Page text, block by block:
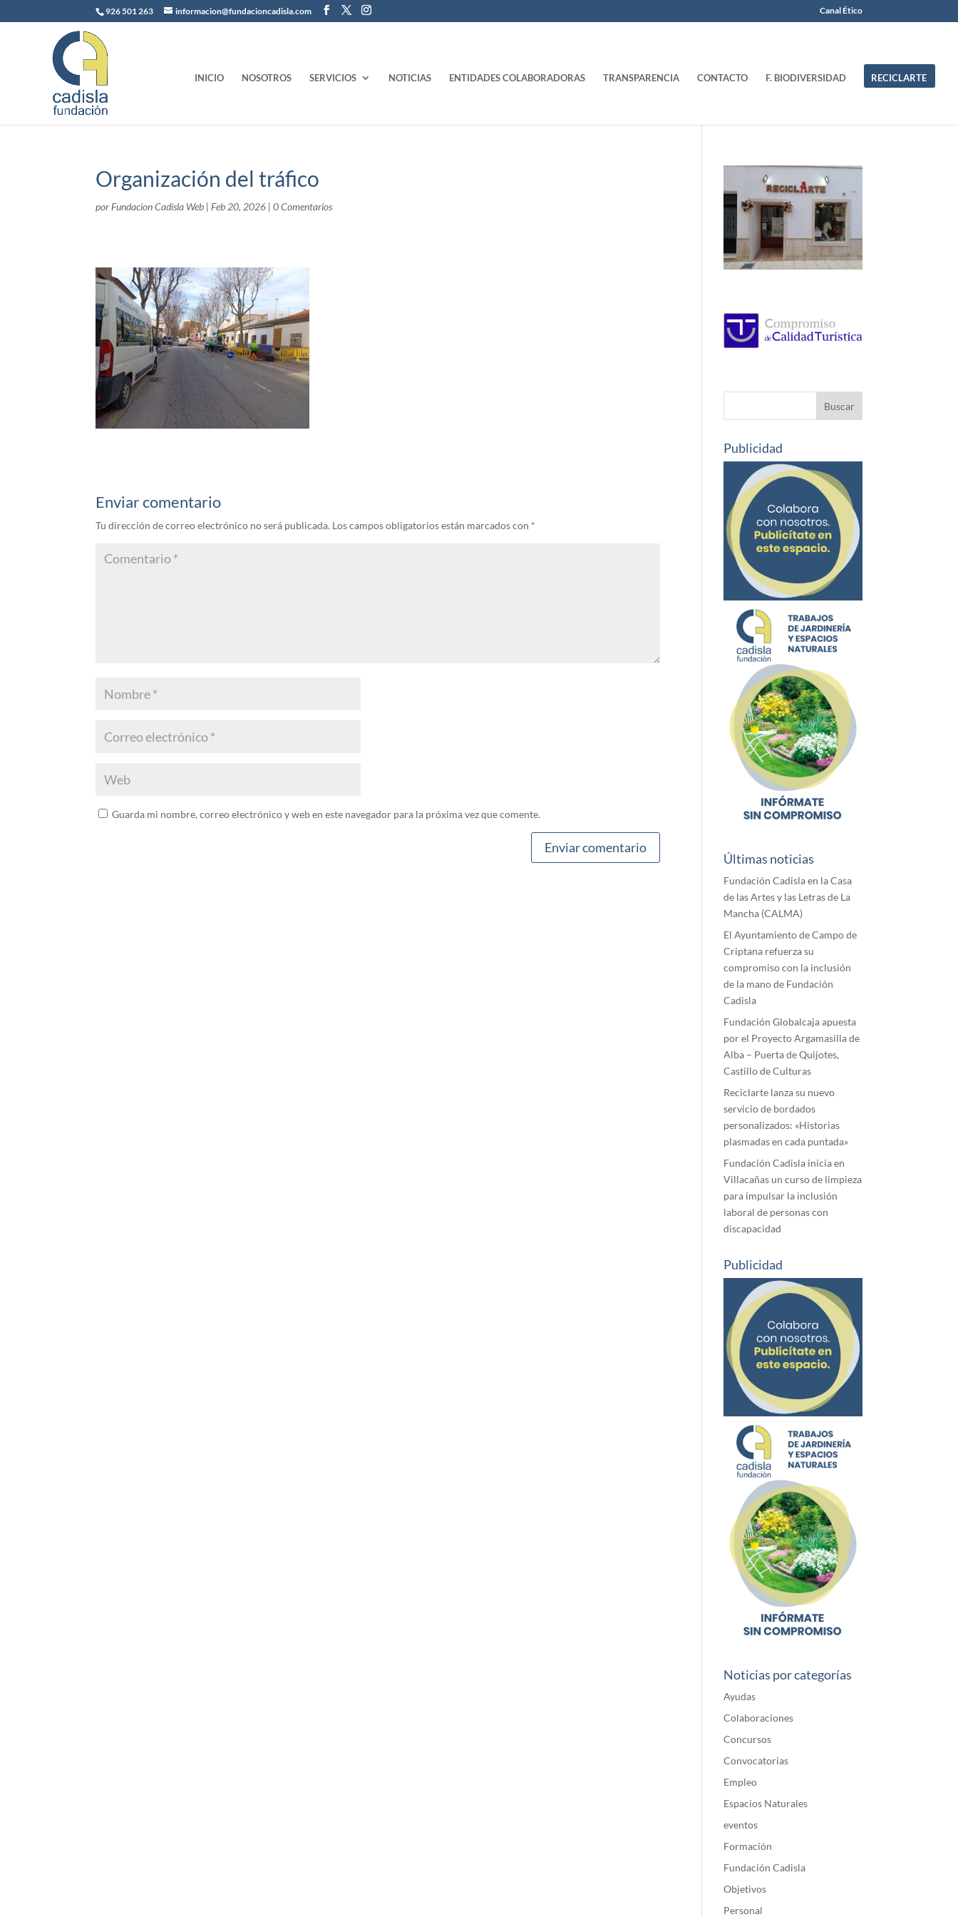
926 501 263 informacion@fundacioncadisla.com Canal Ético
INICIO NOSOTROS SERVICIOS NOTICIAS ENTIDADES COLABORADORAS TRANSPARENCIA CONTACTO F. BIODIVERSIDAD RECICLARTE
Organización del tráfico
por Fundacion Cadisla Web | Feb 20, 2026 |0 Comentarios
Enviar comentario
Tu dirección de correo electrónico no será publicada. Los campos obligatorios están marcados con *
Guarda mi nombre, correo electrónico y web en este navegador para la próxima vez que comente.
Publicidad
Últimas noticias
Fundación Cadisla en la Casa
de las Artes y las Letras de La
Mancha (CALMA)
El Ayuntamiento de Campo de
Criptana refuerza su
compromiso con la inclusión
de la mano de Fundación
Cadisla
Fundación Globalcaja apuesta
por el Proyecto Argamasilla de
Alba – Puerta de Quijotes,
Castillo de Culturas
Reciclarte lanza su nuevo
servicio de bordados
personalizados: «Historias
plasmadas en cada puntada»
Fundación Cadisla inicia en
Villacañas un curso de limpieza
para impulsar la inclusión
laboral de personas con
discapacidad
Publicidad
Noticias por categorías
Ayudas
Colaboraciones
Concursos
Convocatorias
Empleo
Espacios Naturales
eventos
Formación
Fundación Cadisla
Objetivos
Personal